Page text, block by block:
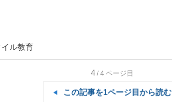
イル教育
4/4ページ目
この記事を1ページ目から読む